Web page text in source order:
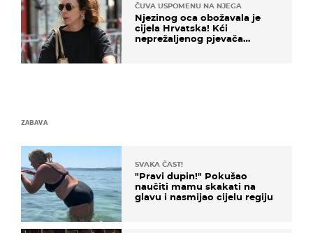
ČUVA USPOMENU NA NJEGA
Njezinog oca obožavala je
cijela Hrvatska! Kći
neprežaljenog pjevača
ZABAVA
SVAKA ČAST!
"Pravi dupin!" Pokušao
naučiti mamu skakati na
glavu i nasmijao cijelu regiju